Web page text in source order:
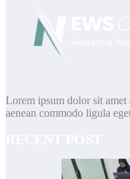
Lorem ipsum dolor sit
aenean commodo ligula